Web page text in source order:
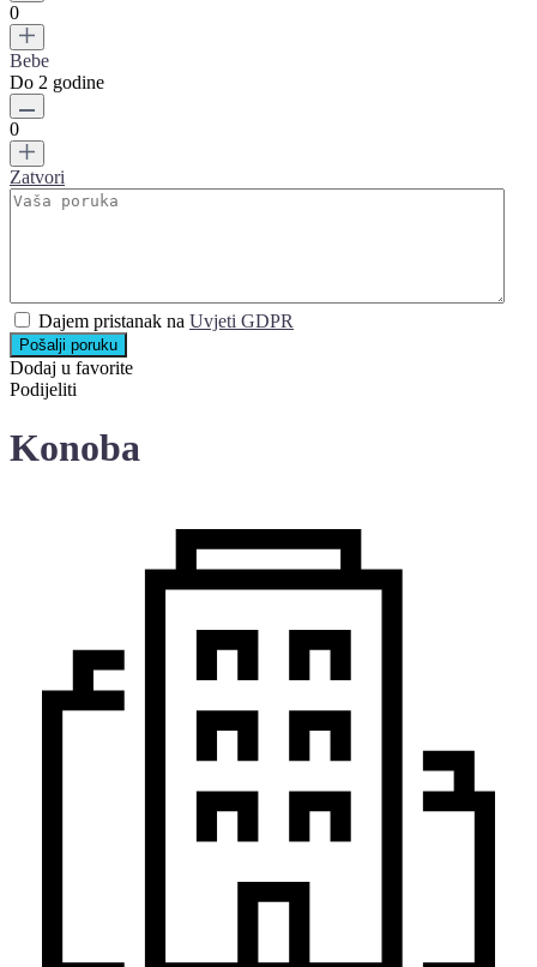
0
Bebe
Do 2 godine
0
Zatvori
Dajem pristanak na Uvjeti GDPR
Pošalji poruku
Dodaj u favorite
Podijeliti
Konoba